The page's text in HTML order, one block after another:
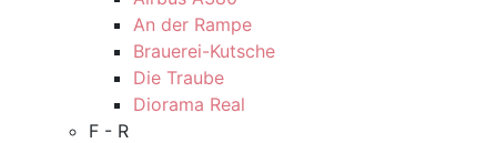
An der Rampe
Brauerei-Kutsche
Die Traube
Diorama Real
F - R